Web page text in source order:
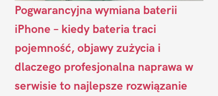
Pogwarancyjna wymiana baterii
iPhone – kiedy bateria traci
pojemność, objawy zużycia i
dlaczego profesjonalna naprawa w
serwisie to najlepsze rozwiązanie